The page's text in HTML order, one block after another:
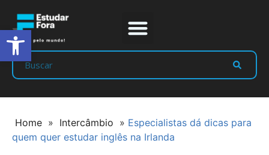
Home » Intercâmbio » Especialistas dá dicas para
quem quer estudar inglês na Irlanda
Abrir a barra de ferramentas